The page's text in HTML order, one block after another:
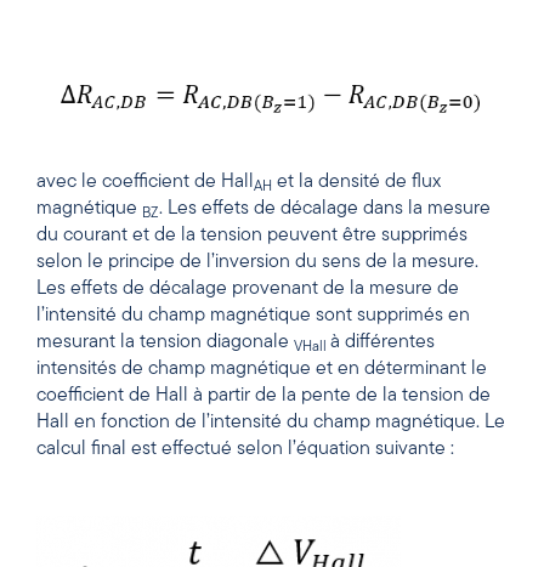
avec le coefficient de Hall AH et la densité de flux
magnétique BZ. Les effets de décalage dans la mesure
du courant et de la tension peuvent être supprimés
selon le principe de l’inversion du sens de la mesure.
Les effets de décalage provenant de la mesure de
l’intensité du champ magnétique sont supprimés en
mesurant la tension diagonale VHall à différentes
intensités de champ magnétique et en déterminant le
coefficient de Hall à partir de la pente de la tension de
Hall en fonction de l’intensité du champ magnétique. Le
calcul final est effectué selon l’équation suivante :